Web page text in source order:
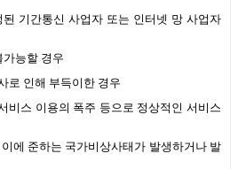
기간통신 사업자 또는 인터넷 망 사업자
능할 경우
로 인해 부득이한 경우
스 이용의 폭주 등으로 정상적인 서비스
에 준하는 국가비상사태가 발생하거나 발